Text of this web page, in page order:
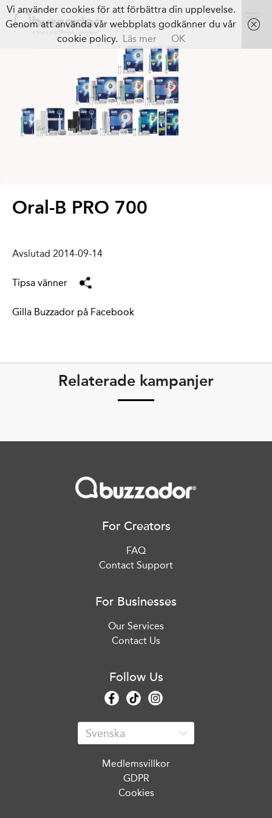
Oral-B PRO 700
Avslutad 2014-09-14
Tipsa vänner
Gilla Buzzador på Facebook
Relaterade kampanjer
For Creators
FAQ
Contact Support
For Businesses
Our Services
Contact Us
Follow Us
Medlemsvillkor
GDPR
Cookies
Vi använder cookies för att förbättra din upplevelse.
Genom att använda vår webbplats godkänner du vår
cookie policy. Läs mer OK